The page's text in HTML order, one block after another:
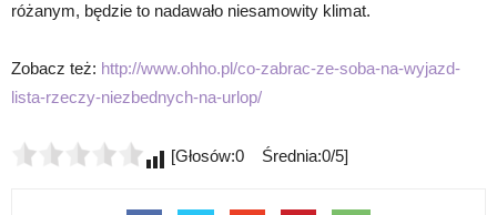
różanym, będzie to nadawało niesamowity klimat.
Zobacz też: http://www.ohho.pl/co-zabrac-ze-soba-na-wyjazd-
lista-rzeczy-niezbednych-na-urlop/
[Głosów:0 Średnia:0/5]